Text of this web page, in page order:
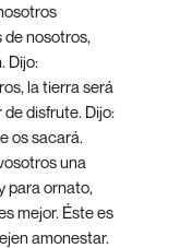
de nosotros,
Dijo:
la tierra será
disfrute. Dijo:
os sacará.
una
para ornato,
mejor. Éste es
amonestar.